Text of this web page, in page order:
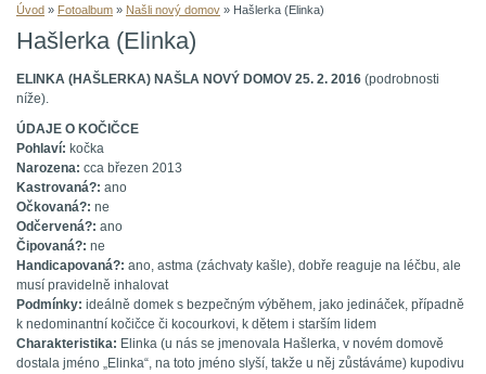
Úvod » Fotoalbum » Našli nový domov » Hašlerka (Elinka)
Hašlerka (Elinka)
ELINKA (HAŠLERKA) NAŠLA NOVÝ DOMOV 25. 2. 2016 (podrobnosti
níže).
ÚDAJE O KOČIČCE
​Pohlaví: kočka
Narozena: cca březen 2013
Kastrovaná?: ano
Očkovaná?: ne
Odčervená?: ano
Čipovaná?: ne
Handicapovaná?: ano, astma (záchvaty kašle), dobře reaguje na léčbu, ale
musí pravidelně inhalovat
Podmínky: ideálně domek s bezpečným výběhem, jako jedináček, případně
k nedominantní kočičce či kocourkovi, k dětem i starším lidem
Charakteristika: Elinka (u nás se jmenovala Hašlerka, v novém domově
dostala jméno „Elinka“, na toto jméno slyší, takže u něj zůstáváme) kupodivu